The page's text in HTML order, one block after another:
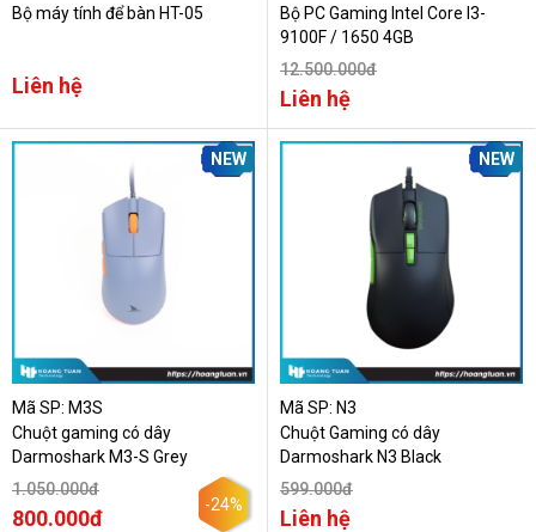
Bộ máy tính để bàn HT-05
Liên hệ
Bộ PC Gaming Intel Core I3-
9100F / 1650 4GB
12.500.000đ
Liên hệ
NEW
Mã SP: M3S
Chuột gaming có dây
Darmoshark M3-S Grey
1.050.000đ
800.000đ
-24%
NEW
Mã SP: N3
Chuột Gaming có dây
Darmoshark N3 Black
599.000đ
Liên hệ